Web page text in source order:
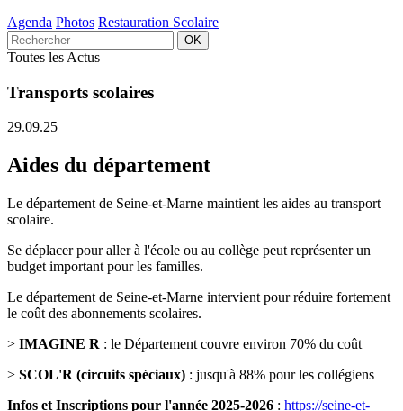
Agenda Photos Restauration Scolaire
Toutes les Actus
Transports scolaires
29.09.25
Aides du département
Le département de Seine-et-Marne maintient les aides au transport
scolaire.
Se déplacer pour aller à l'école ou au collège peut représenter un
budget important pour les familles.
Le département de Seine-et-Marne intervient pour réduire fortement
le coût des abonnements scolaires.
> IMAGINE R : le Département couvre environ 70% du coût
> SCOL'R (circuits spéciaux) : jusqu'à 88% pour les collégiens
Infos et Inscriptions pour l'année 2025-2026 : https://seine-et-